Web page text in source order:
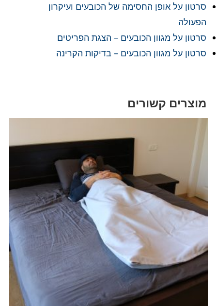
סרטון על אופן החסימה של הכובעים ועיקרון
הפעולה
סרטון על מגוון הכובעים – הצגת הפריטים
סרטון על מגוון הכובעים – בדיקות הקרינה
מוצרים קשורים